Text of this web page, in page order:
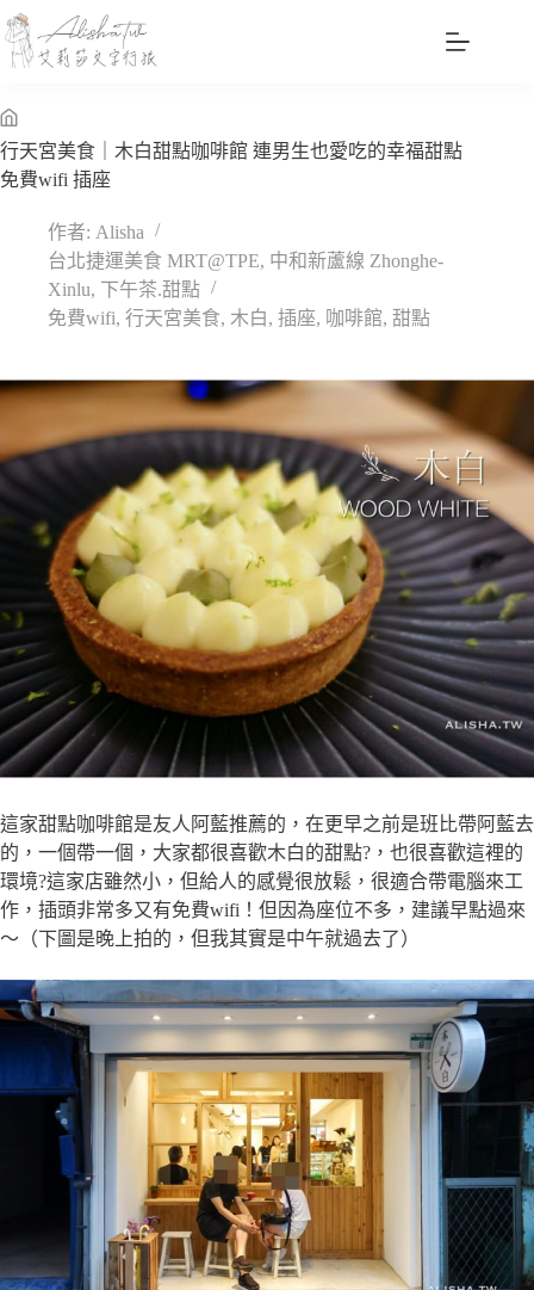
跳
至
主
內
容
無
標
行天宮美食｜木白甜點咖啡館 連男生也愛吃的幸福甜點
免費wifi 插座
作者: Alisha
台北捷運美食 MRT@TPE, 中和新蘆線 Zhonghe-
Xinlu, 下午茶.甜點
免費wifi, 行天宮美食, 木白, 插座, 咖啡館, 甜點
這家甜點咖啡館是友人阿藍推薦的，在更早之前是班比帶阿藍去
的，一個帶一個，大家都很喜歡木白的甜點?，也很喜歡這裡的
環境?這家店雖然小，但給人的感覺很放鬆，很適合帶電腦來工
作，插頭非常多又有免費wifi！但因為座位不多，建議早點過來
～（下圖是晚上拍的，但我其實是中午就過去了）